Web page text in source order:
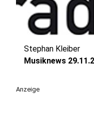
Stephan Kleiber
Musiknews
Anzeige